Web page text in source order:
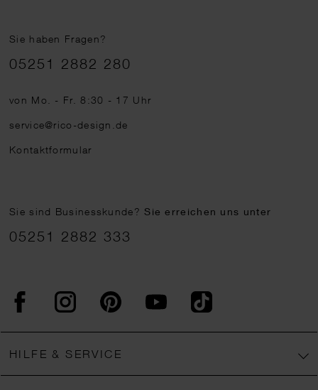
Sie haben Fragen?
Telefonnummer
05251 2882 280
von Mo. - Fr. 8:30 - 17 Uhr
service@rico-design.de
Kontaktformular
Sie sind Businesskunde?Sie erreichen uns unter
05251 2882 333
FacebookInstagram PinterestYouTubeTikTok
HILFE & SERVICE